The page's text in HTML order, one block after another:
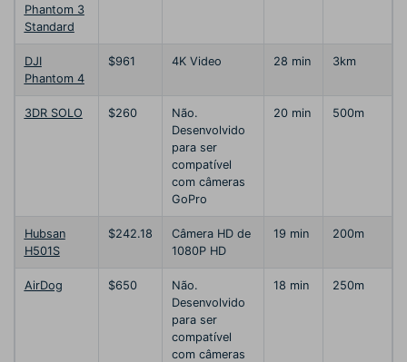
Phantom 3
Standard
DJI
Phantom 4
$961 4K Video 28 min 3km
3DR SOLO $260
Não.
Desenvolvido
para ser
compatível
com câmeras
GoPro
20 min 500m
Hubsan
H501S
$242.18
Câmera HD de
1080P HD
19 min 200m
AirDog $650
Não.
Desenvolvido
para ser
compatível
com câmeras
18 min 250m